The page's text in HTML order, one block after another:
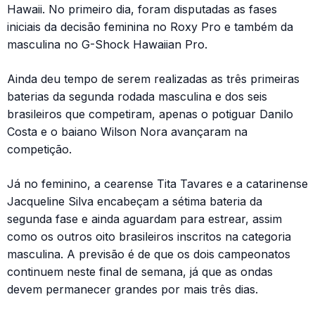
Hawaii. No primeiro dia, foram disputadas as fases
iniciais da decisão feminina no Roxy Pro e também da
masculina no G-Shock Hawaiian Pro.
Ainda deu tempo de serem realizadas as três primeiras
baterias da segunda rodada masculina e dos seis
brasileiros que competiram, apenas o potiguar Danilo
Costa e o baiano Wilson Nora avançaram na
competição.
Já no feminino, a cearense Tita Tavares e a catarinense
Jacqueline Silva encabeçam a sétima bateria da
segunda fase e ainda aguardam para estrear, assim
como os outros oito brasileiros inscritos na categoria
masculina. A previsão é de que os dois campeonatos
continuem neste final de semana, já que as ondas
devem permanecer grandes por mais três dias.